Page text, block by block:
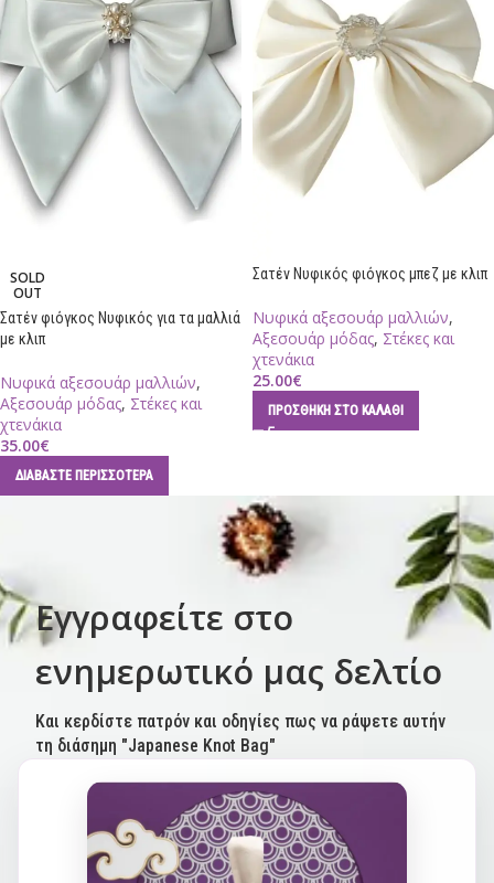
SOLD
OUT
Σατέν φιόγκος Νυφικός για τα μαλλιά
με κλιπ
Νυφικά αξεσουάρ μαλλιών,
Αξεσουάρ μόδας, Στέκες και
χτενάκια
35.00€
ΔΙΑΒΆΣΤΕ ΠΕΡΙΣΣΌΤΕΡΑ
Σατέν Νυφικός φιόγκος μπεζ με κλιπ
Νυφικά αξεσουάρ μαλλιών,
Αξεσουάρ μόδας, Στέκες και
χτενάκια
25.00€
ΠΡΟΣΘΉΚΗ ΣΤΟ ΚΑΛΆΘΙ
Εγγραφείτε στο
ενημερωτικό μας δελτίο
Και κερδίστε πατρόν και οδηγίες πως να ράψετε αυτήν
τη διάσημη "Japanese Knot Bag"